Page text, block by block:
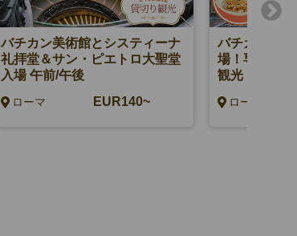
バチカン美術館とシスティーナ
礼拝堂＆サン・ピエトロ大聖堂
入場 午前/午後
ローマ EUR140~
バチカン美
場！専用車
観光（ご当
ローマ